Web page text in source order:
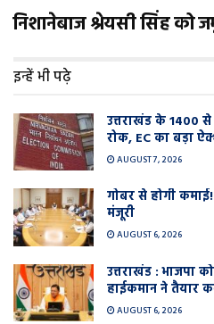
निशानेबाज श्रेयसी सिंह को
इन्हें भी पढ़े
उत्तराखंड के 1400
रोक, EC का बड़ा
AUGUST 7, 2026
गोबर से होगी
मंजूरी
AUGUST 6, 2026
उत्तराखंड : भाजपा
हाईकमान ने तैयार
AUGUST 6, 2026